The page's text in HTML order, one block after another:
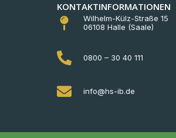
KONTAKTINFORMATIONEN
Wilhelm-Külz-Straße 15
06108 Halle (Saale)
0800 – 30 40 111
info@hs-ib.de